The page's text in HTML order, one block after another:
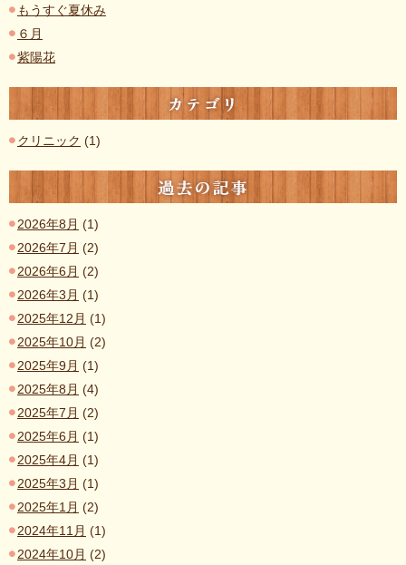
もうすぐ夏休み
６月
紫陽花
カテゴリ
クリニック (1)
過去の記事
2026年8月 (1)
2026年7月 (2)
2026年6月 (2)
2026年3月 (1)
2025年12月 (1)
2025年10月 (2)
2025年9月 (1)
2025年8月 (4)
2025年7月 (2)
2025年6月 (1)
2025年4月 (1)
2025年3月 (1)
2025年1月 (2)
2024年11月 (1)
2024年10月 (2)